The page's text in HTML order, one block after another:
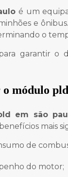
é um
e
o
garantir o
o módulo
em são
mais
de
do motor;